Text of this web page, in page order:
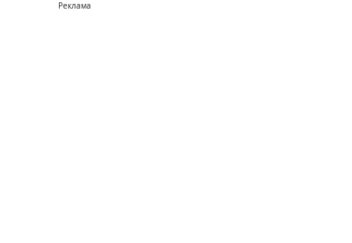
Реклама